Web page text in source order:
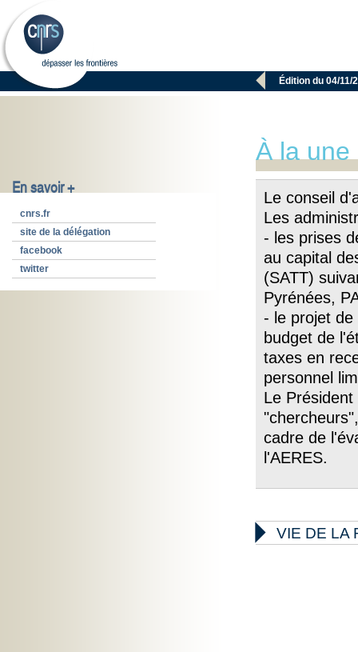
 Édition du 04/11/
En savoir +
cnrs.fr
site de la délégation
facebook
twitter
À la une
Le conseil
Les
- les prises
au capital
(SATT)
Pyrénées,
- le projet de
budget de
taxes en
personnel
Le
cadre de
l'AERES.
 VIE DE LA